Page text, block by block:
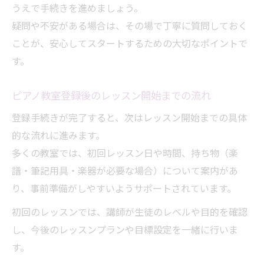
うえで手続きを進めましょう。
疑問や不安がある場合は、その場で丁寧に質問しておく
ことが、安心してスタートするための大切なポイントで
す。
ピアノ教室登録後のレッスン開始までの流れ
登録手続きが完了すると、次はレッスン開始までの具体
的な流れに進みます。
多くの教室では、初回レッスン日や時間、持ち物（楽
譜・筆記用具・楽器が必要な場合）について案内があ
り、事前準備がしやすいようサポートされています。
初回のレッスンでは、講師が生徒のレベルや目的を確認
し、今後のレッスンプランや目標設定を一緒に行いま
す。